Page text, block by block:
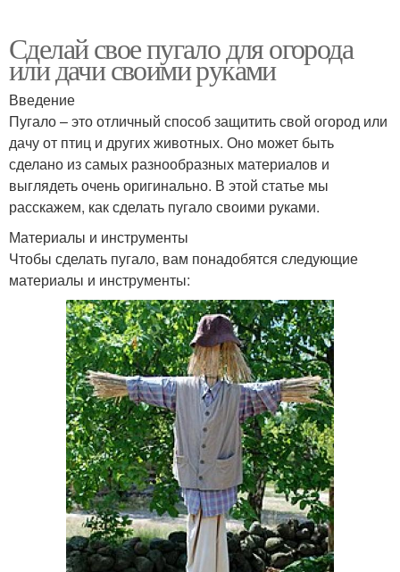
Сделай свое пугало для огорода
или дачи своими руками
Введение
Пугало – это отличный способ защитить свой огород или
дачу от птиц и других животных. Оно может быть
сделано из самых разнообразных материалов и
выглядеть очень оригинально. В этой статье мы
расскажем, как сделать пугало своими руками.
Материалы и инструменты
Чтобы сделать пугало, вам понадобятся следующие
материалы и инструменты: